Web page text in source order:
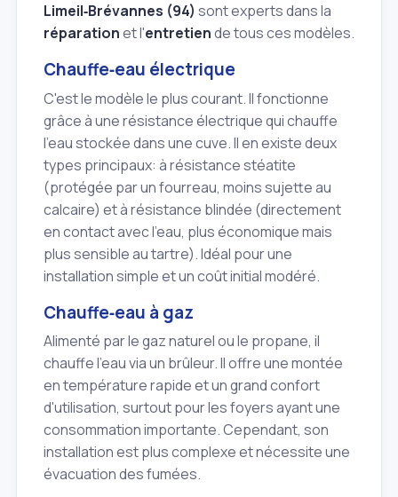
Limeil‑Brévannes (94) sont experts dans la
réparationet l'entretiende tous ces modèles.
Chauffe‑eau électrique
C'est le modèle le plus courant. Il fonctionne
grâce à une résistance électrique qui chauffe
l'eau stockée dans une cuve. Il en existe deux
types principaux: à résistance stéatite
(protégée par un fourreau, moins sujette au
calcaire) et à résistance blindée (directement
en contact avec l'eau, plus économique mais
plus sensible au tartre). Idéal pour une
installation simple et un coût initial modéré.
Chauffe‑eau à gaz
Alimenté par le gaz naturel ou le propane, il
chauffe l'eau via un brûleur. Il offre une montée
en température rapide et un grand confort
d'utilisation, surtout pour les foyers ayant une
consommation importante. Cependant, son
installation est plus complexe et nécessite une
évacuation des fumées.